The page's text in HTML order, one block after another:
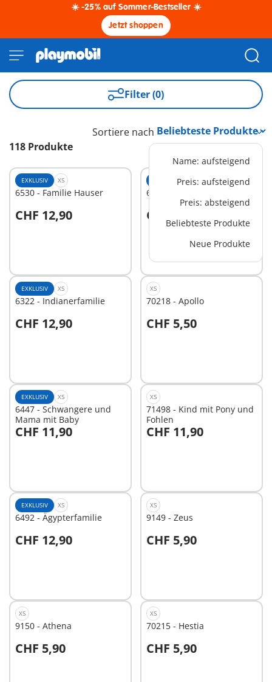
☀️ -25% auf Sommer-Bestseller ☀️
Jetzt shoppen
Filter (0)
118 Produkte
Sortiere nach
Name: aufsteigend
Preis: aufsteigend
Preis: absteigend
Beliebteste Produkte
Neue Produkte
EXKLUSIV XS
6530 - Familie Hauser
CHF 12,90
In den Warenkorb
EXKLUSIV XS
6493 - Römerfamilie
CHF 12,90
In den Warenkorb
EXKLUSIV XS
6322 - Indianerfamilie
CHF 12,90
In den Warenkorb
XS
70218 - Apollo
CHF 5,50
In den Warenkorb
EXKLUSIV XS
6447 - Schwangere und
Mama mit Baby
CHF 11,90
In den Warenkorb
XS
71498 - Kind mit Pony und
Fohlen
CHF 11,90
In den Warenkorb
EXKLUSIV XS
6492 - Ägypterfamilie
CHF 12,90
In den Warenkorb
XS
9149 - Zeus
CHF 5,90
In den Warenkorb
XS
9150 - Athena
CHF 5,90
In den Warenkorb
XS
70215 - Hestia
CHF 5,90
In den Warenkorb